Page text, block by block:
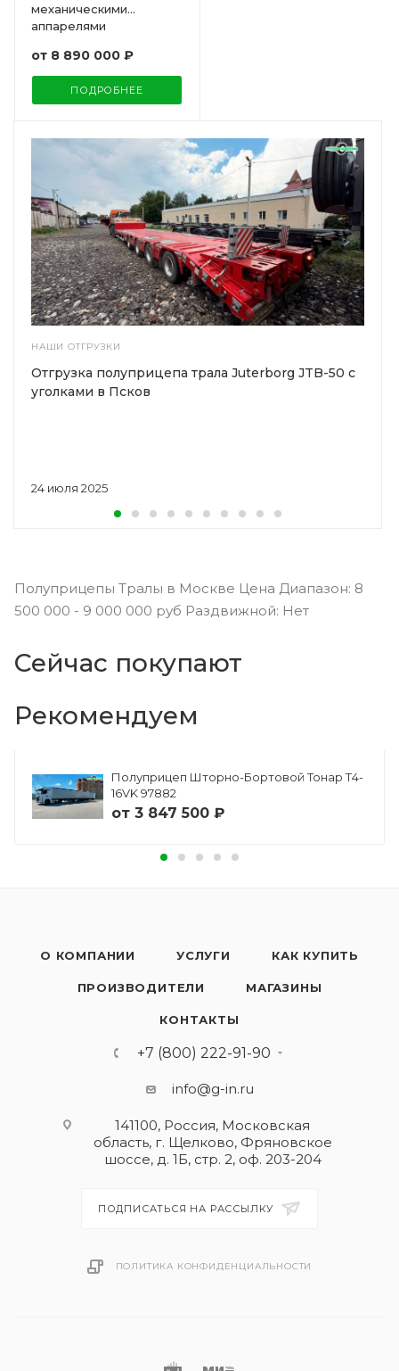
механическими
аппарелями
от 8 890 000 ₽
ПОДРОБНЕЕ
НАШИ ОТГРУЗКИ
24 июля 2025
Отгрузка полуприцепа трала Juterborg JTB-50 с
уголками в Псков
Полуприцепы Тралы в Москве Цена Диапазон: 8
500 000 - 9 000 000 руб Раздвижной: Нет
Сейчас покупают
Рекомендуем
Полуприцеп Шторно-Бортовой Тонар Т4-
16VK 97882
от 3 847 500 ₽
О КОМПАНИИ УСЛУГИ КАК КУПИТЬ
ПРОИЗВОДИТЕЛИ МАГАЗИНЫ
КОНТАКТЫ
+7 (800) 222-91-90
info@g-in.ru
141100, Россия, Московская
область, г. Щелково, Фряновское
шоссе, д. 1Б, стр. 2, оф. 203-204
ПОДПИСАТЬСЯ НА РАССЫЛКУ
ПОЛИТИКА КОНФИДЕНЦИАЛЬНОСТИ